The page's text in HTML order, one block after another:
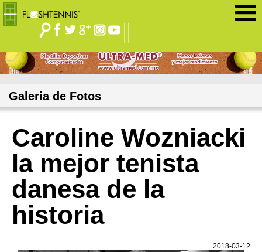
Galeria de Fotos
Caroline Wozniacki
la mejor tenista
danesa de la
historia
2018-03-12